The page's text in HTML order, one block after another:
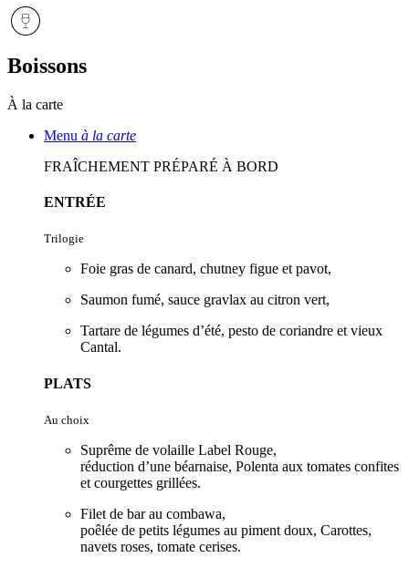
Boissons
À la carte
Menu à la carte
FRAÎCHEMENT PRÉPARÉ À BORD
ENTRÉE
Trilogie
Foie gras de canard, chutney figue et pavot,
Saumon fumé, sauce gravlax au citron vert,
Tartare de légumes d’été, pesto de coriandre et vieux
Cantal.
PLATS
Au choix
Suprême de volaille Label Rouge,
réduction d’une béarnaise, Polenta aux tomates confites
et courgettes grillées.
Filet de bar au combawa,
poêlée de petits légumes au piment doux, Carottes,
navets roses, tomate cerises.